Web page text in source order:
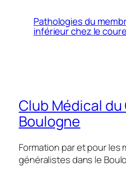
Pathologies du
inférieur chez le
Club Médical du
Boulogne
Formation par et pour les
généralistes dans le